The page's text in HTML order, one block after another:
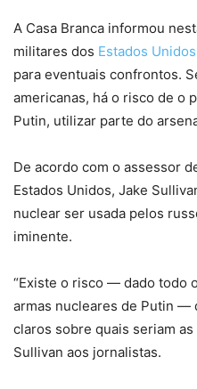
A Casa Branca informou
militares dos Estados Unidos
para eventuais confrontos.
americanas, há o risco de o
Putin, utilizar parte do
De acordo com o assessor
Estados Unidos, Jake
nuclear ser usada pelos
iminente.
“Existe o risco — dado todo
armas nucleares de Putin —
claros sobre quais seriam
Sullivan aos jornalistas.